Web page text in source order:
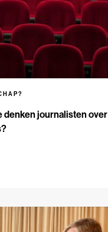
denken journalisten over